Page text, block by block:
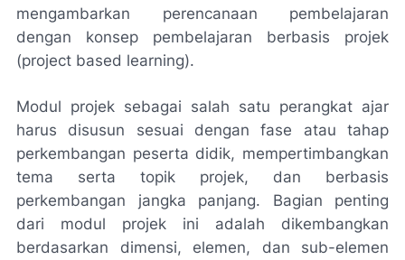
mengambarkan perencanaan pembelajaran
dengan konsep pembelajaran berbasis projek
(project based learning).
Modul projek sebagai salah satu perangkat ajar
harus disusun sesuai dengan fase atau tahap
perkembangan peserta didik, mempertimbangkan
tema serta topik projek, dan berbasis
perkembangan jangka panjang. Bagian penting
dari modul projek ini adalah dikembangkan
berdasarkan dimensi, elemen, dan sub-elemen